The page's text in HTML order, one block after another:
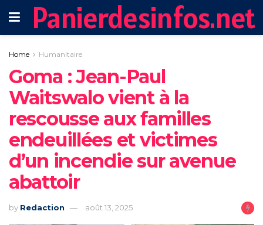
Panierdesinfos.net
Home Humanitaire
‎Goma : Jean-Paul
Waitswalo vient à la
rescousse aux familles
endeuillées et victimes
d’un incendie sur avenue
abattoir
by Redaction août 13, 2025